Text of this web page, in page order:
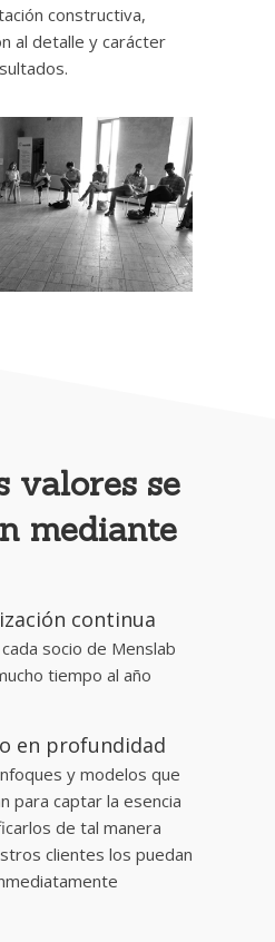
constructiva,
al detalle y carácter
valores se
mediante
continua
socio de Menslab
tiempo al año
en profundidad
y modelos que
para captar la esencia
de tal manera
clientes los puedan